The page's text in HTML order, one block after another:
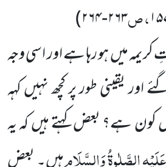
، ص۲۶۳-۲۶۴
)
میں ہو رہا ہے اور اسی وجہ
یقینی طور پر کچھ نہیں کہہ
کون ہے؟ بعض کہتے ہیں کہ یہ
عَلَیْہِ الصَّلٰوۃُ وَالسَّلَام